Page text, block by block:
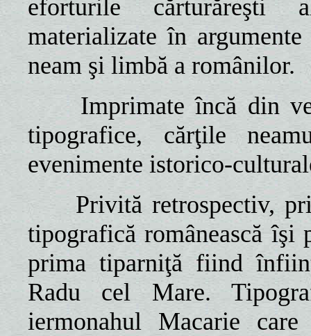
eforturile cărturăreşti
materializate în
neam şi limbă a românilor.
Imprimate încă din
tipografice, cărţile
evenimente istorico-
Privită retrospectiv,
tipografică românească îşi
prima tiparniţă fiind
Radu cel Mare.
iermonahul Macarie